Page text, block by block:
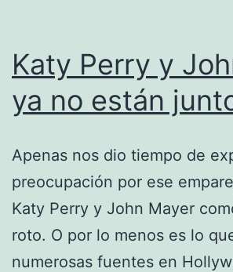
Katy Perry y
ya no están
Apenas nos dio tiempo de
preocupación por ese
Katy Perry y John Mayer
roto. O por lo menos es lo
numerosas fuentes en